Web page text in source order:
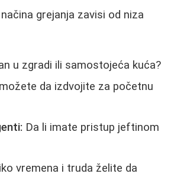
grejanja zavisi od niza
u zgradi ili samostojeća kuća?
da izdvojite za početnu
Da li imate pristup jeftinom
vremena i truda želite da